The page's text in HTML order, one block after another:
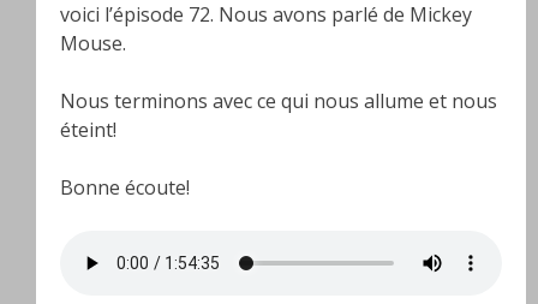
voici l’épisode 72. Nous avons parlé de Mickey
Mouse.
Nous terminons avec ce qui nous allume et nous
éteint!
Bonne écoute!